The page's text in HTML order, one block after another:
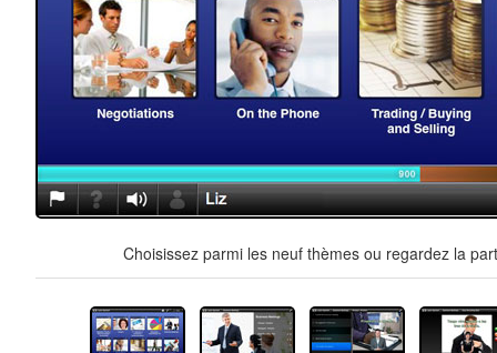
Choisissez parmi les neuf thèmes ou regardez la